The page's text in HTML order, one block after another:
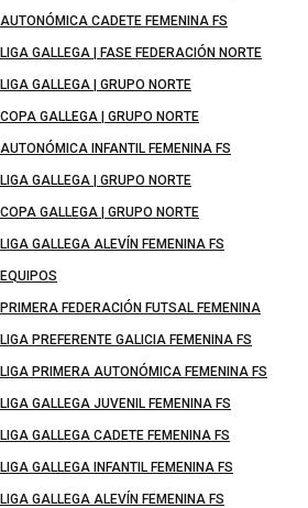
AUTONÓMICA CADETE FEMENINA FS
LIGA GALLEGA | FASE FEDERACIÓN NORTE
LIGA GALLEGA | GRUPO NORTE
COPA GALLEGA | GRUPO NORTE
AUTONÓMICA INFANTIL FEMENINA FS
LIGA GALLEGA | GRUPO NORTE
COPA GALLEGA | GRUPO NORTE
LIGA GALLEGA ALEVÍN FEMENINA FS
EQUIPOS
PRIMERA FEDERACIÓN FUTSAL FEMENINA
LIGA PREFERENTE GALICIA FEMENINA FS
LIGA PRIMERA AUTONÓMICA FEMENINA FS
LIGA GALLEGA JUVENIL FEMENINA FS
LIGA GALLEGA CADETE FEMENINA FS
LIGA GALLEGA INFANTIL FEMENINA FS
LIGA GALLEGA ALEVÍN FEMENINA FS